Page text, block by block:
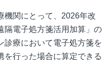
関にとって、 2026年改
隔電子処方箋活用加算」の
診療において電子処方箋を
を行った場合に算定できる